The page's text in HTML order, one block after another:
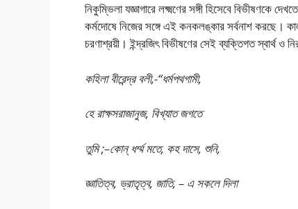
নিকুম্ভিলা যজ্ঞাগারে লক্ষ্মণের সঙ্গী হিসেবে বিভীষণকে
কর্মদোষে নিজের সঙ্গে এই কনকলঙ্কার সর্বনাশ করছে।
চরণাশ্রয়ী। ইন্দ্রজিৎ বিভীষণের সেই ব্যক্তিগত স্বার্থ ও
কহিলা বীরেন্দ্র বলী,-“ধর্মপথগামী,
হে রাক্ষসরাজানুজ, বিখ্যাত জগতে
তুমি ;–কোন্ ধৰ্ম্ম মতে, কহ দাসে, শুনি,
জ্ঞাতিত্ব, ভ্রাতৃত্ব, জাতি, – এ সকলে দিলা